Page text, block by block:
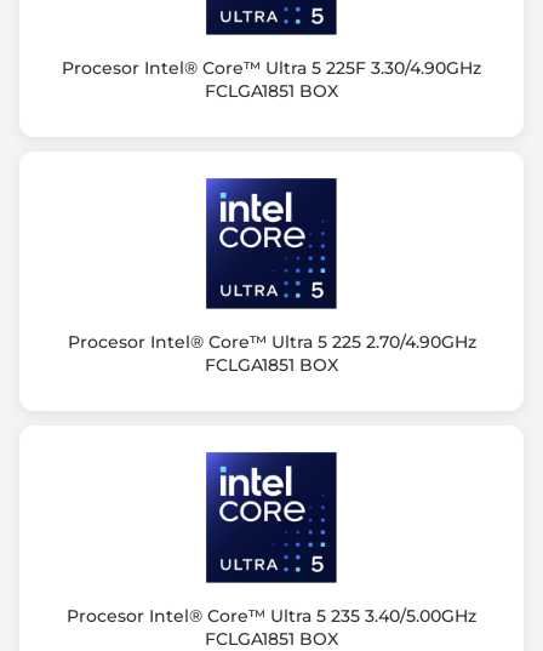
Maksymalny pobór mocy (TDP)
250.0 W
BOX
Informacje dodatkowe
Bazowy pobór mocy: 125W
Nazwa NPU: Intel® AI Boost
NPU Peak TOPS (Int8): 13
Sparsity Support : Tak
Windows Studio Effects Support: Tak
AI Software Frameworks Supported by NPU:
Gwarancja producenta [mies.]
Procesor Intel® Core™ Ultra 5 225F 3.30/4.90GHz
FCLGA1851 BOX
Procesor Intel® Core™ Ultra 5 225 2.70/4.90GHz
FCLGA1851 BOX
Procesor Intel® Core™ Ultra 5 235 3.40/5.00GHz
FCLGA1851 BOX